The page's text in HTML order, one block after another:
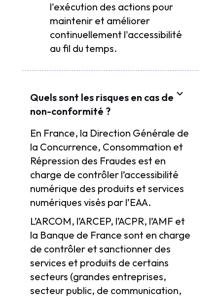
l'exécution des actions pour
maintenir et améliorer
continuellement l'accessibilité
au fil du temps.
Quels sont les risques en cas de
non-conformité ?
En France, la Direction Générale de
la Concurrence, Consommation et
Répression des Fraudes est en
charge de contrôler l’accessibilité
numérique des produits et services
numériques visés par l’EAA.
L’ARCOM, l’ARCEP, l’ACPR, l’AMF et
la Banque de France sont en charge
de contrôler et sanctionner des
services et produits de certains
secteurs (grandes entreprises,
secteur public, de communication,